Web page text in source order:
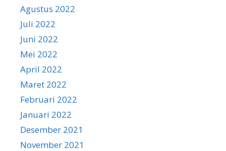
Agustus 2022
Juli 2022
Juni 2022
Mei 2022
April 2022
Maret 2022
Februari 2022
Januari 2022
Desember 2021
November 2021